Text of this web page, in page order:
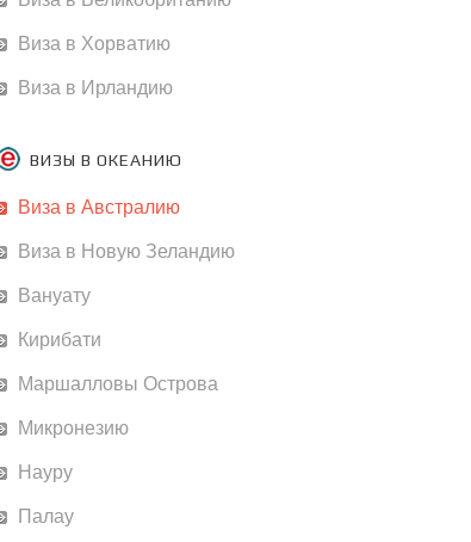
Виза в Хорватию
Виза в Ирландию
ВИЗЫ В ОКЕАНИЮ
Виза в Австралию
Виза в Новую Зеландию
Вануату
Кирибати
Маршалловы Острова
Микронезию
Науру
Палау